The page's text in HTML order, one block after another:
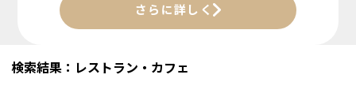
さらに詳しく
検索結果：レストラン・カフェ